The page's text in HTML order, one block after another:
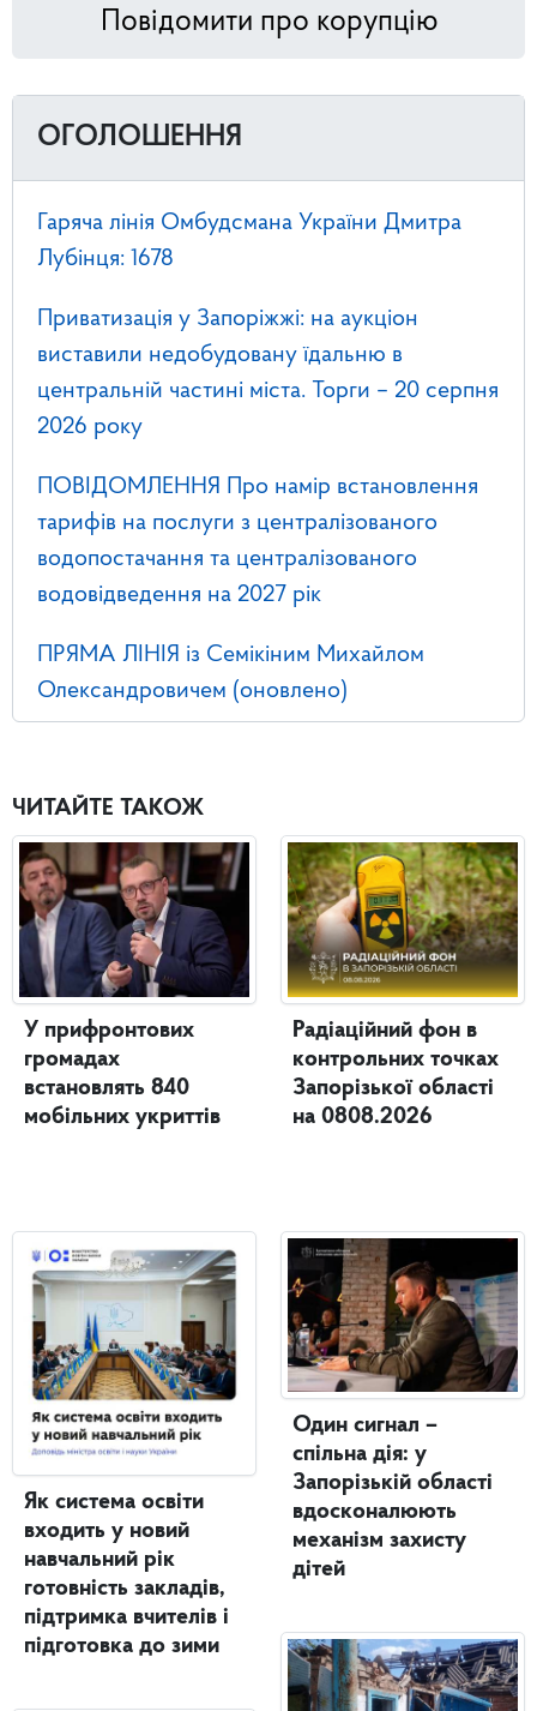
Повідомити про корупцію
ОГОЛОШЕННЯ
Гаряча лінія Омбудсмана України Дмитра
Лубінця: 1678
Приватизація у Запоріжжі: на аукціон
виставили недобудовану їдальню в
центральній частині міста. Торги – 20 серпня
2026 року
ПОВІДОМЛЕННЯ Про намір встановлення
тарифів на послуги з централізованого
водопостачання та централізованого
водовідведення на 2027 рік
ПРЯМА ЛІНІЯ із Семікіним Михайлом
Олександровичем (оновлено)
ЧИТАЙТЕ ТАКОЖ
У прифронтових
громадах
встановлять 840
мобільних укриттів
Як система освіти
входить у новий
навчальний рік
готовність закладів,
підтримка вчителів і
підготовка до зими
Радіаційний фон в
контрольних точках
Запорізької області
на 0808.2026
Один сигнал –
спільна дія: у
Запорізькій області
вдосконалюють
механізм захисту
дітей